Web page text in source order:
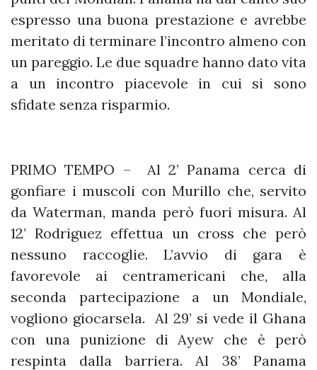
espresso una buona prestazione e avrebbe
meritato di terminare l’incontro almeno con
un pareggio. Le due squadre hanno dato vita
a un incontro piacevole in cui si sono
sfidate senza risparmio.
PRIMO TEMPO – Al 2’ Panama cerca di
gonfiare i muscoli con Murillo che, servito
da Waterman, manda però fuori misura. Al
12’ Rodriguez effettua un cross che però
nessuno raccoglie. L’avvio di gara è
favorevole ai centramericani che, alla
seconda partecipazione a un Mondiale,
vogliono giocarsela. Al 29’ si vede il Ghana
con una punizione di Ayew che è però
respinta dalla barriera. Al 38’ Panama